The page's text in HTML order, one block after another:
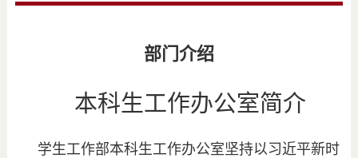
部门介绍
本科生工作办公室简介
学生工作部本科生工作办公室坚持以习近平新时